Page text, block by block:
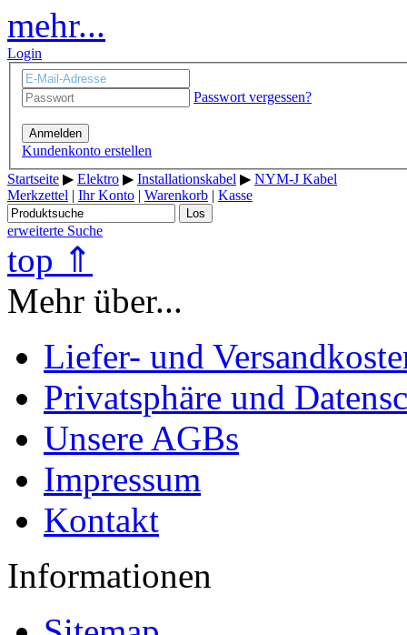
mehr...
Login
Passwort vergessen?
Anmelden
Kundenkonto erstellen
Startseite ▶ Elektro ▶ Installationskabel ▶ NYM-J Kabel
Merkzettel | Ihr Konto | Warenkorb | Kasse
Los
erweiterte Suche
top ⇑
Mehr über...
Liefer- und
Privatsphäre und
Unsere AGBs
Impressum
Kontakt
Informationen